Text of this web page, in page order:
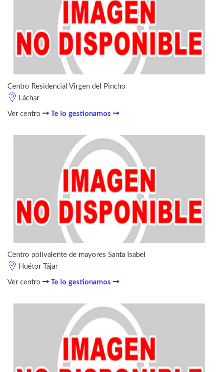
Centro Residencial Virgen del Pincho
Láchar
Ver centro Te lo gestionamos
Centro polivalente de mayores Santa Isabel
Huétor Tájar
Ver centro Te lo gestionamos